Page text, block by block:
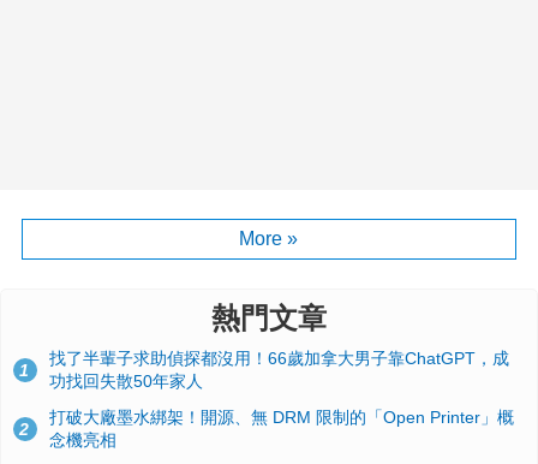
More »
熱門文章
1
找了半輩子求助偵探都沒用！66歲加拿大男子靠ChatGPT，成
功找回失散50年家人
2
打破大廠墨水綁架！開源、無 DRM 限制的「Open Printer」概
念機亮相